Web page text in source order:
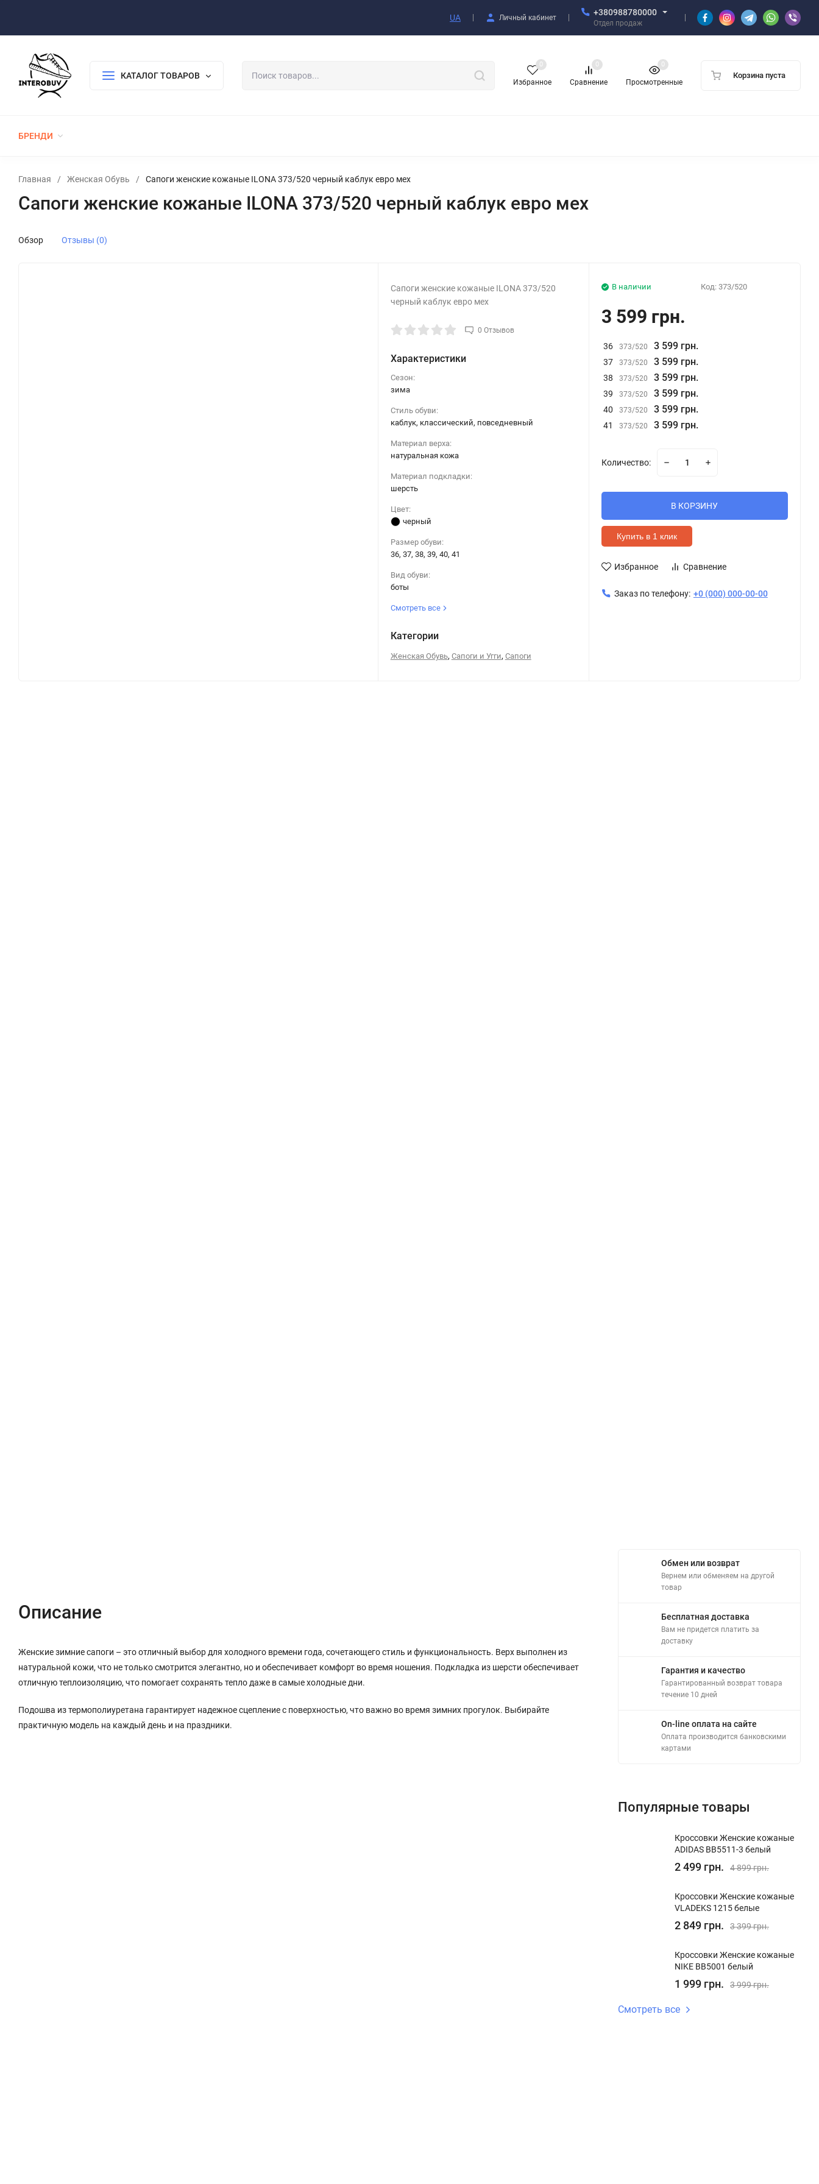
UA Личный кабинет
+380988780000
Отдел продаж
КАТАЛОГ ТОВАРОВ
Избранное
0
Сравнение
0
Просмотренные
0
Корзина пуста
БРЕНДИ
Главная / Женская Обувь / Сапоги женские кожаные ILONA 373/520 черный каблук евро мех
Сапоги женские кожаные ILONA 373/520 черный каблук евро мех
Обзор Отзывы (0)
Сапоги женские кожаные ILONA 373/520
черный каблук евро мех
0 Отзывов
Характеристики
Сезон:
зима
Стиль обуви:
каблук, классический, повседневный
Материал верха:
натуральная кожа
Материал подкладки:
шерсть
Цвет:
черный
Размер обуви:
36, 37, 38, 39, 40, 41
Вид обуви:
боты
Смотреть все
Категории
Женская Обувь, Сапоги и Угги, Сапоги
В наличии Код: 373/520
3 599 грн.
36 373/520 3 599 грн.
37 373/520 3 599 грн.
38 373/520 3 599 грн.
39 373/520 3 599 грн.
40 373/520 3 599 грн.
41 373/520 3 599 грн.
Количество:
В КОРЗИНУ
Купить в 1 клик
Избранное Сравнение
Заказ по телефону: +0 (000) 000-00-00
Описание
Женские зимние сапоги – это отличный выбор для холодного времени года, сочетающего стиль и функциональность. Верх выполнен из
натуральной кожи, что не только смотрится элегантно, но и обеспечивает комфорт во время ношения. Подкладка из шерсти обеспечивает
отличную теплоизоляцию, что помогает сохранять тепло даже в самые холодные дни.
Подошва из термополиуретана гарантирует надежное сцепление с поверхностью, что важно во время зимних прогулок. Выбирайте
практичную модель на каждый день и на праздники.
Обмен или возврат
Вернем или обменяем на другой
товар
Бесплатная доставка
Вам не придется платить за
доставку
Гарантия и качество
Гарантированный возврат товара
течение 10 дней
On-line оплата на сайте
Оплата производится банковскими
картами
Популярные товары
Кроссовки Женские кожаные
ADIDAS BB5511-3 белый
2 499 грн. 4 899 грн.
Кроссовки Женские кожаные
VLADEKS 1215 белые
2 849 грн. 3 399 грн.
Кроссовки Женские кожаные
NIKE BB5001 белый
1 999 грн. 3 999 грн.
Смотреть все